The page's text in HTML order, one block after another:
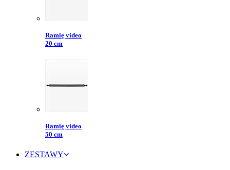
Ramię video
20 cm
Ramię video
50 cm
ZESTAWY